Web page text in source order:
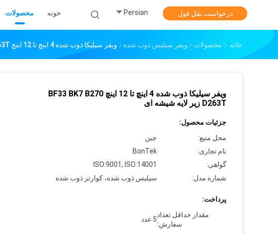
خونه محصولات Persian درخواست نقل قول
خانه محصولات ویفر سیلیس ذوب شده ویفر سیلیکا ذوب شده 4 اینچ تا 12 اینچ BF33 BK7 B270 D263T زیر لایه شیشه ای
ویفر سیلیکا ذوب شده 4 اینچ تا 12 اینچ BF33 BK7 B270
D263T زیر لایه شیشه ای
جزئیات محصول:
محل منبع:
چین
نام تجاری:
BonTek
گواهی:
ISO:9001, ISO:14001
شماره مدل:
سیلیس ذوب شده، کوارتز ذوب شده
پرداخت:
مقدار حداقل تعداد
سفارش:
5 عدد